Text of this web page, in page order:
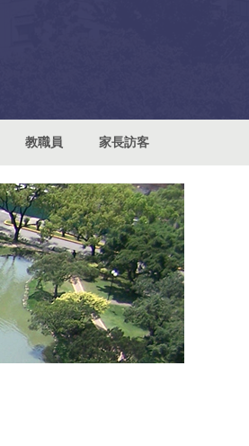
教職員 家長訪客